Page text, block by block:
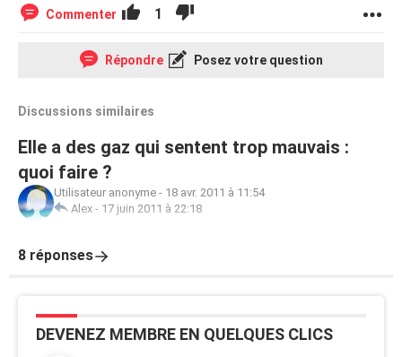
Commenter 1
Répondre Posez votre question
Discussions similaires
Elle a des gaz qui sentent trop mauvais :
quoi faire ?
Utilisateur anonyme - 18 avr. 2011 à 11:54
Alex - 17 juin 2011 à 22:18
8 réponses
DEVENEZ MEMBRE EN QUELQUES CLICS